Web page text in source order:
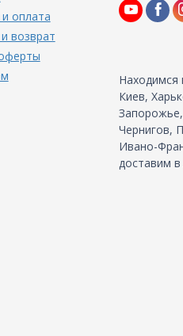
оплата
возврат
Находимся
Киев,
Чернигов,
Ивано-
доставим